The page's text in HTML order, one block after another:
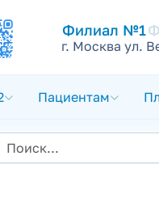
Филиал №1
г. Москва ул.
Пациентам